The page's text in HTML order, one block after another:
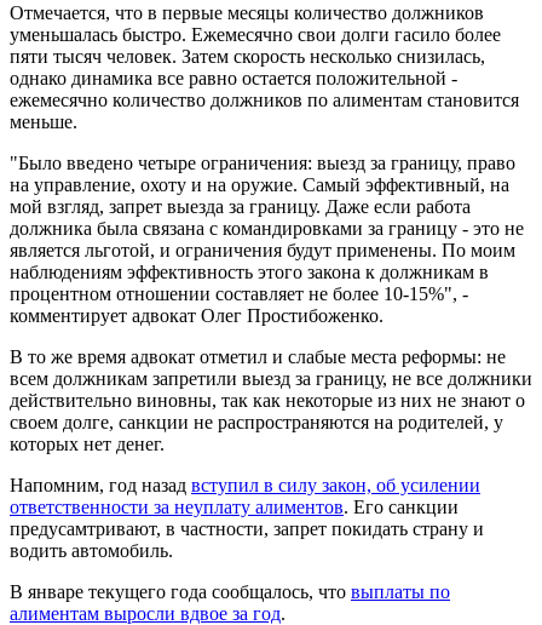
Отмечается, что в первые месяцы количество должников
уменьшалась быстро. Ежемесячно свои долги гасило более
пяти тысяч человек. Затем скорость несколько снизилась,
однако динамика все равно остается положительной -
ежемесячно количество должников по алиментам становится
меньше.
"Было введено четыре ограничения: выезд за границу, право
на управление, охоту и на оружие. Самый эффективный, на
мой взгляд, запрет выезда за границу. Даже если работа
должника была связана с командировками за границу - это не
является льготой, и ограничения будут применены. По моим
наблюдениям эффективность этого закона к должникам в
процентном отношении составляет не более 10-15%", -
комментирует адвокат Олег Простибоженко.
В то же время адвокат отметил и слабые места реформы: не
всем должникам запретили выезд за границу, не все должники
действительно виновны, так как некоторые из них не знают о
своем долге, санкции не распространяются на родителей, у
которых нет денег.
Напомним, год назад вступил в силу закон, об усилении
ответственности за неуплату алиментов. Его санкции
предусамтривают, в частности, запрет покидать страну и
водить автомобиль.
В январе текущего года сообщалось, что выплаты по
алиментам выросли вдвое за год.